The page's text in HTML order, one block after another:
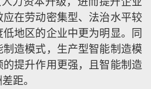
在劳动密集型、法治水平较
地区的企业中更为明显。同
造模式，生产型智能制造模
提升作用更强，且智能制造
距。